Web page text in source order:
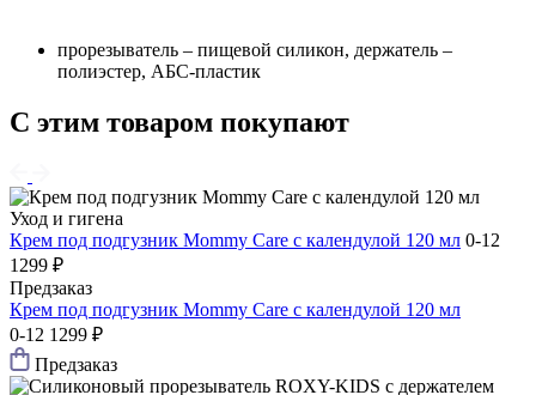
прорезыватель – пищевой силикон, держатель –
полиэстер, АБС-пластик
С этим товаром покупают
Уход и гигена
Крем под подгузник Mommy Care с календулой 120 мл 0-12
1299 ₽
Предзаказ
Крем под подгузник Mommy Care с календулой 120 мл
0-12 1299 ₽
Предзаказ